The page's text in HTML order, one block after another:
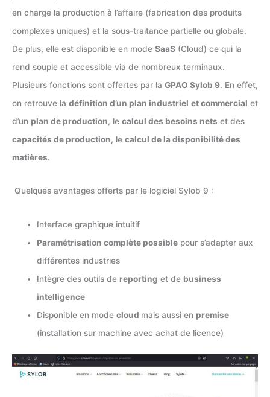
en charge la production à l’affaire (fabrication des produits
complexes uniques) et la sous-traitance partielle ou globale.
De plus, elle est disponible en mode SaaS (Cloud) ce qui la
rend souple et accessible via de nombreux terminaux.
Plusieurs fonctions sont offertes par la GPAO Sylob 9. En effet,
on retrouve la définition d’un plan industriel et commercial et
d’un plan de production, le calcul des besoins nets et des
capacités de production, le calcul de la disponibilité des
matières.
Quelques avantages offerts par le logiciel Sylob 9 :
Interface graphique intuitif
Paramétrisation complète possible pour s’adapter aux
différentes industries
Intègre des outils de reporting et de business
intelligence
Disponible en modecloud mais aussi en premise
(installation sur machine avec achat de licence)